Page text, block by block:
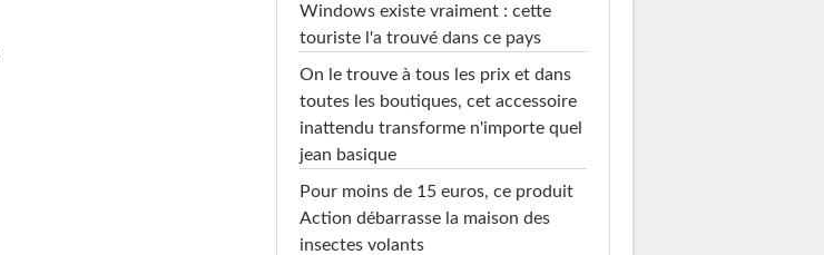
Windows existe vraiment : cette
touriste l'a trouvé dans ce pays
On le trouve à tous les prix et dans
toutes les boutiques, cet accessoire
inattendu transforme n'importe quel
jean basique
Pour moins de 15 euros, ce produit
Action débarrasse la maison des
insectes volants